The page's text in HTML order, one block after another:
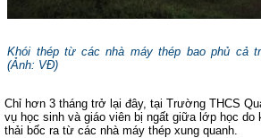
Khói thép từ các nhà máy thép bao phủ cả
(Ảnh: VĐ)
Chỉ hơn 3 tháng trở lại đây, tại Trường THCS
vụ học sinh và giáo viên bị ngất giữa lớp học do
thải bốc ra từ các nhà máy thép xung quanh.